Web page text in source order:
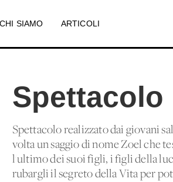
CHI SIAMO ARTICOLI
Spettacolo
Spettacolo realizzato dai giovani
volta un saggio di nome Zoel che
l'ultimo dei suoi figli, i figli della
rubargli il segreto della Vita per